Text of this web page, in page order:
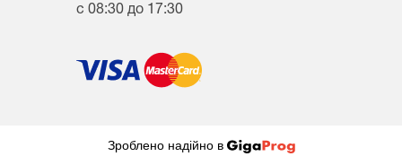
с 08:30 до 17:30
Зроблено надійно в